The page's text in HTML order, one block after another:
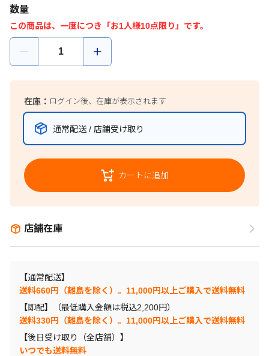
数量
この商品は、一度につき「お1人様10点限り」です。
在庫： ログイン後、在庫が表示されます
通常配送 / 店舗受け取り
カートに追加
店舗在庫
【通常配送】
送料660円（離島を除く）。11,000円以上ご購入で送料無料
【即配】（最低購入金額は税込2,200円）
送料330円（離島を除く）。11,000円以上ご購入で送料無料
【後日受け取り（全店舗）】
いつでも送料無料